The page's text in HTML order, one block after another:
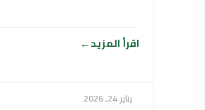
اقرأ المزيد
يناير 24, 2026